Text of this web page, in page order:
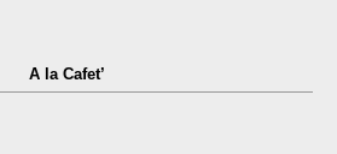
A la Cafet’